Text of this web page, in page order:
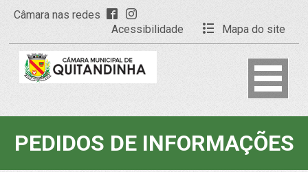
Câmara nas redes
Acessibilidade
Mapa do site
PEDIDOS DE INFORMAÇÕES